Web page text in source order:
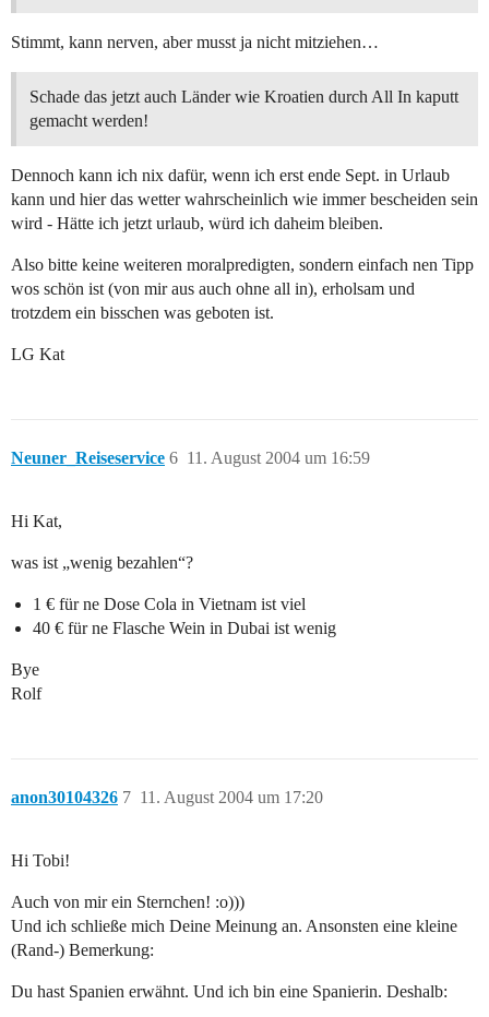
Stimmt, kann nerven, aber musst ja nicht mitziehen…
Schade das jetzt auch Länder wie Kroatien durch All In kaputt
gemacht werden!
Dennoch kann ich nix dafür, wenn ich erst ende Sept. in Urlaub
kann und hier das wetter wahrscheinlich wie immer bescheiden sein
wird - Hätte ich jetzt urlaub, würd ich daheim bleiben.
Also bitte keine weiteren moralpredigten, sondern einfach nen Tipp
wos schön ist (von mir aus auch ohne all in), erholsam und
trotzdem ein bisschen was geboten ist.
LG Kat
Neuner_Reiseservice 11. August 2004 um 16:59
6
Hi Kat,
was ist „wenig bezahlen“?
1 € für ne Dose Cola in Vietnam ist viel
40 € für ne Flasche Wein in Dubai ist wenig
Bye
Rolf
anon30104326 11. August 2004 um 17:20
7
Hi Tobi!
Auch von mir ein Sternchen! :o)))
Und ich schließe mich Deine Meinung an. Ansonsten eine kleine
(Rand-) Bemerkung:
Du hast Spanien erwähnt. Und ich bin eine Spanierin. Deshalb: